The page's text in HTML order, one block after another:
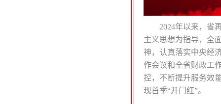
2024年以来，省
主义思想为指导，全
神，认真落实中央经
作会议和全省财政工
控，不断提升服务效
现首季“开门红”。